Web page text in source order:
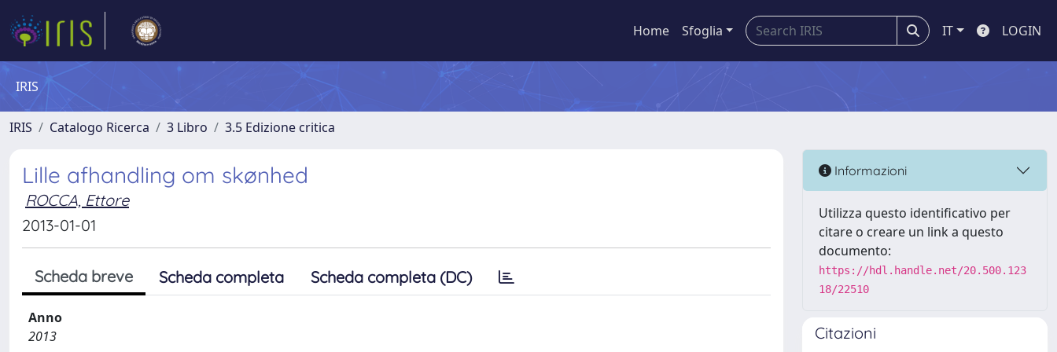
Home Sfoglia IT LOGIN
IRIS
IRIS Catalogo Ricerca 3 Libro 3.5 Edizione critica
Lille afhandling om skønhed
ROCCA, Ettore
2013-01-01
Scheda breve Scheda completa Scheda completa (DC)
Anno
2013
Informazioni
Utilizza questo identificativo per
citare o creare un link a questo
documento:
https://hdl.handle.net/20.500.123
18/22510
Citazioni